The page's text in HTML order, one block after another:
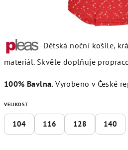
Dětská noční košile,
materiál. Skvěle doplňuje
100% Bavlna.Vyrobeno v České
VELIKOST
104 116 128 140